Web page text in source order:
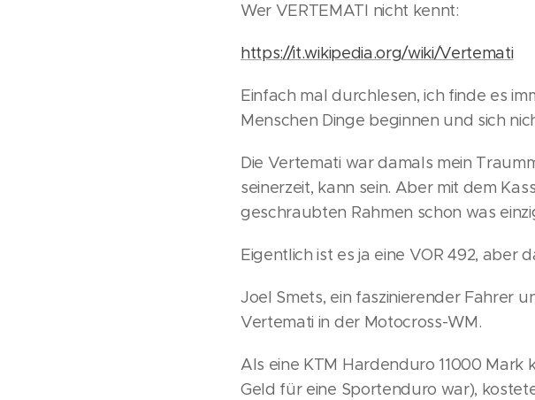
Wer VERTEMATI nicht kennt:
https://it.wikipedia.org/wiki/Vertemati
Einfach mal durchlesen, ich finde es
Menschen Dinge beginnen und sich
Die Vertemati war damals mein
seinerzeit, kann sein. Aber mit dem
geschraubten Rahmen schon was
Eigentlich ist es ja eine VOR 492, aber
Joel Smets, ein faszinierender Fahrer
Vertemati in der Motocross-WM.
Als eine KTM Hardenduro 11000
Geld für eine Sportenduro war),